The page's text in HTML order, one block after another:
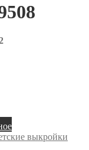
выкройки